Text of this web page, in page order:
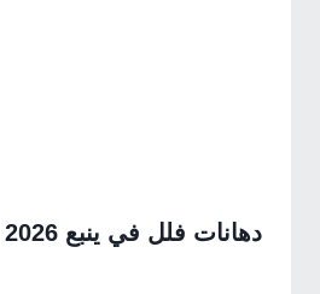
دهانات فلل في ينبع 2026